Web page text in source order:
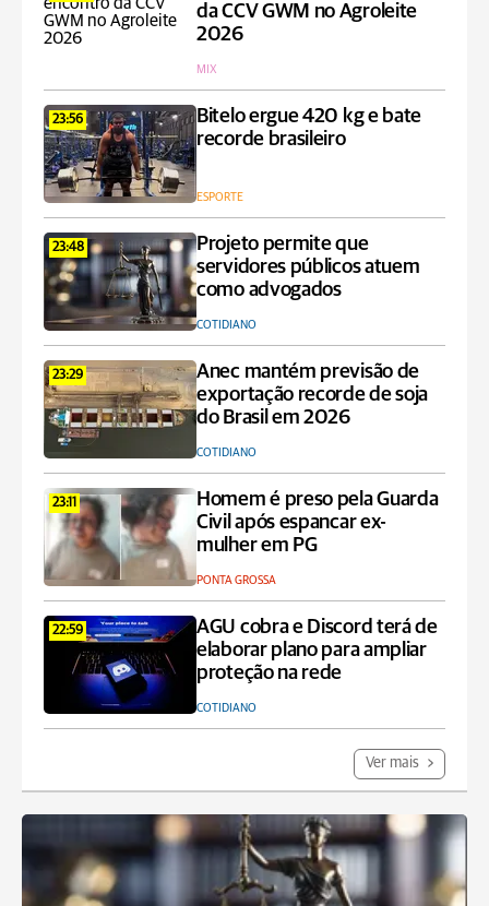
da CCV GWM no Agroleite
2026
MIX
23:56
Bitelo ergue 420 kg e bate
recorde brasileiro
ESPORTE
23:48
Projeto permite que
servidores públicos atuem
como advogados
COTIDIANO
23:29
Anec mantém previsão de
exportação recorde de soja
do Brasil em 2026
COTIDIANO
23:11
Homem é preso pela Guarda
Civil após espancar ex-
mulher em PG
PONTA GROSSA
22:59
AGU cobra e Discord terá de
elaborar plano para ampliar
proteção na rede
COTIDIANO
Ver mais